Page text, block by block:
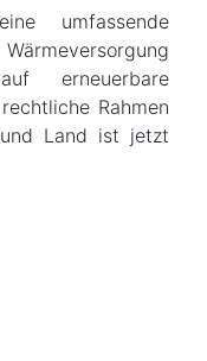
umfassende
erneuerbare
Rahmen
Land ist jetzt